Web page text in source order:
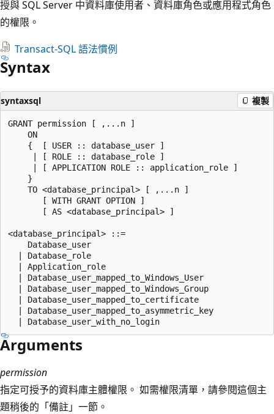
授與 SQL Server 中資料庫使用者、資料庫角色或應用程式角色
的權限。
Transact-SQL 語法慣例
Syntax
syntaxsql 複製
GRANT permission [ ,...n ]
    ON
    {  [ USER :: database_user ]
     | [ ROLE :: database_role ]
     | [ APPLICATION ROLE :: application_role ]
    }
    TO <database_principal> [ ,...n ]
       [ WITH GRANT OPTION ]
       [ AS <database_principal> ]
<database_principal> ::=
    Database_user
  | Database_role
  | Application_role
  | Database_user_mapped_to_Windows_User
  | Database_user_mapped_to_Windows_Group
  | Database_user_mapped_to_certificate
  | Database_user_mapped_to_asymmetric_key
Arguments
permission
指定可授予的資料庫主體權限。 如需權限清單，請參閱這個主
題稍後的「備註」一節。